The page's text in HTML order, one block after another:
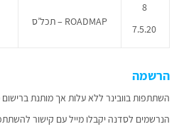
8
7.5.20
ROADMAP – תכל’ס
הרשמה
השתתפות בוובינר ללא עלות אך מותנת
הנרשמים לסדנה יקבלו מייל עם קישור